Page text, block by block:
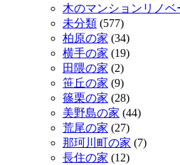
木のマンションリノベ
未分類 (577)
柏原の家 (34)
横手の家 (19)
田隈の家 (2)
笹丘の家 (9)
篠栗の家 (28)
美野島の家 (44)
荒尾の家 (27)
那珂川町の家 (7)
長住の家 (12)